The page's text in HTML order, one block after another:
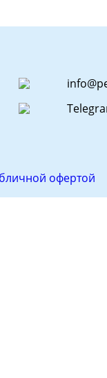
офертой